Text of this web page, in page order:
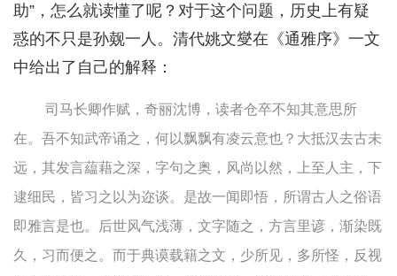
助”，怎么就读懂了呢？对于这个问题，历史上有疑
惑的不只是孙觌一人。清代姚文燮在《通雅序》一文
中给出了自己的解释：
司马长卿作赋，奇丽沈博，读者仓卒不知其意思所
在。吾不知武帝诵之，何以飘飘有凌云意也？大抵汉去古未
远，其发言藴藉之深，字句之奥，风尚以然，上至人主，下
逮细民，皆习之以为迩谈。是故一闻即悟，所谓古人之俗语
即雅言是也。后世风气浅薄，文字随之，方言里谚，渐染既
久，习而便之。而于典谟载籍之文，少所见，多所怪，反视